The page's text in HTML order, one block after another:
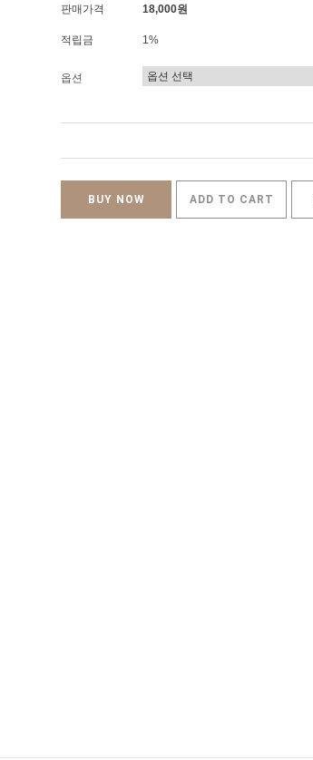
판매가격 18,000원
적립금 1%
옵션
BUY NOW ADD TO CART